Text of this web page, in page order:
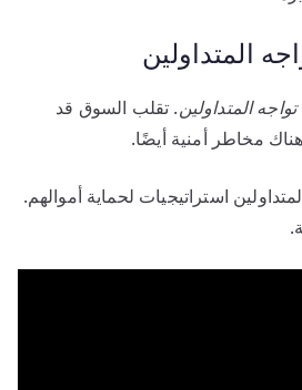
المتداولين
المتداولين. تقلب السوق قد
مخاطر أمنية أيضًا.
استراتيجيات لحماية أموالهم.